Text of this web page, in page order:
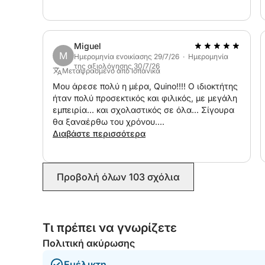
M
Miguel
Ημερομηνία ενοικίασης 29/7/26 · Ημερομηνία
της αξιολόγησης 30/7/26
Μεταφρασμένο από Ισπανικά
Μου άρεσε πολύ η μέρα, Quino!!!! Ο ιδιοκτήτης
ήταν πολύ προσεκτικός και φιλικός, με μεγάλη
εμπειρία... και σχολαστικός σε όλα... Σίγουρα
θα ξαναέρθω του χρόνου....
Διαβάστε περισσότερα
Προβολή όλων 103 σχόλια
Τι πρέπει να γνωρίζετε
Πολιτική ακύρωσης